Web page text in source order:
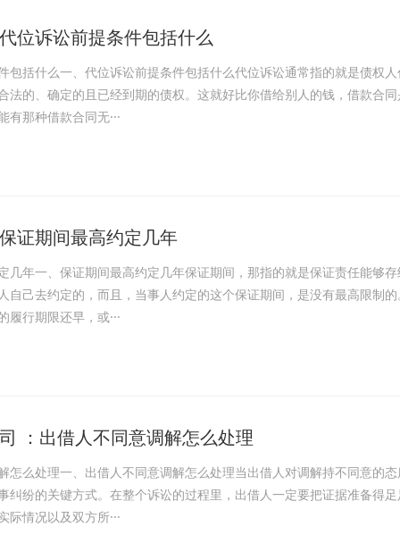
位诉讼前提条件包括什么
包括什么一、代位诉讼前提条件包括什么代位诉讼通常指的就是债权
法的、确定的且已经到期的债权。这就好比你借给别人的钱，借款合
有那种借款合同无···
证期间最高约定几年
几年一、保证期间最高约定几年保证期间，那指的就是保证责任能够
自己去约定的，而且，当事人约定的这个保证期间，是没有最高限制
履行期限还早，或···
：出借人不同意调解怎么处理
怎么处理一、出借人不同意调解怎么处理当出借人对调解持不同意的
纠纷的关键方式。在整个诉讼的过程里，出借人一定要把证据准备得
际情况以及双方所···